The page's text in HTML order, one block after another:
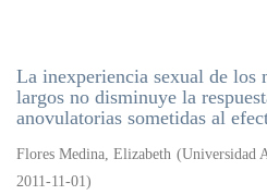
La inexperiencia sexual de los
largos no disminuye la
anovulatorias sometidas al
Flores Medina, Elizabeth (Universidad
2011-11-01)